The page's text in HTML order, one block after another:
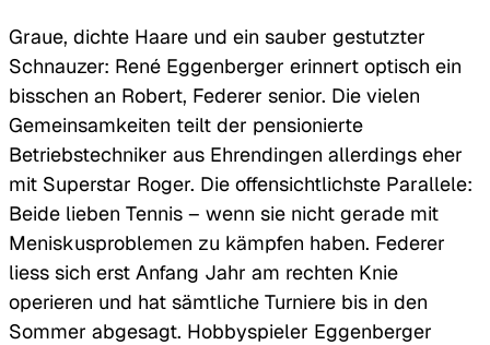
Graue, dichte Haare und ein sauber gestutzter
Schnauzer: René Eggenberger erinnert optisch ein
bisschen an Robert, Federer senior. Die vielen
Gemeinsamkeiten teilt der pensionierte
Betriebstechniker aus Ehrendingen allerdings eher
mit Superstar Roger. Die offensichtlichste Parallele:
Beide lieben Tennis – wenn sie nicht gerade mit
Meniskusproblemen zu kämpfen haben. Federer
liess sich erst Anfang Jahr am rechten Knie
operieren und hat sämtliche Turniere bis in den
Sommer abgesagt. Hobbyspieler Eggenberger